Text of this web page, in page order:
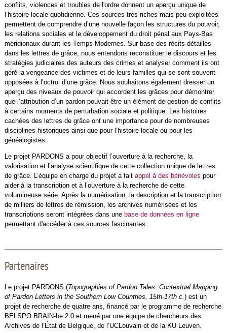
conflits, violences et troubles de l'ordre donnent un aperçu unique de
l’histoire locale quotidienne. Ces sources très riches mais peu exploitées
permettent de comprendre d’une nouvelle façon les structures du pouvoir,
les relations sociales et le développement du droit pénal aux Pays-Bas
méridionaux durant les Temps Modernes. Sur base des récits détaillés
dans les lettres de grâce, nous entendons reconstituer le discours et les
stratégies judiciaires des auteurs des crimes et analyser comment ils ont
géré la vengeance des victimes et de leurs familles qui se sont souvent
opposées à l’octroi d’une grâce. Nous souhaitons également dresser un
aperçu des niveaux de pouvoir qui accordent les grâces pour démontrer
que l’attribution d’un pardon pouvait être un élément de gestion de conflits
à certains moments de perturbation sociale et politique. Les histoires
cachées des lettres de grâce ont une importance pour de nombreuses
disciplines historiques ainsi que pour l’histoire locale ou pour les
généalogistes.
Le projet PARDONS a pour objectif l’ouverture à la recherche, la
valorisation et l’analyse scientifique de cette collection unique de lettres
de grâce. L’équipe en charge du projet a fait appel à des bénévoles pour
aider à la transcription et à l’ouverture à la recherche de cette
volumineuse série. Après la numérisation, la description et la transcription
de milliers de lettres de rémission, les archives numérisées et les
transcriptions seront intégrées dans une base de données en ligne
permettant d'accéder à ces sources fascinantes.
Partenaires
Le projet PARDONS (Topographies of Pardon Tales: Contextual Mapping
of Pardon Letters in the Southern Low Countries, 15th-17th c.) est un
projet de recherche de quatre ans, financé par le programme de recherche
BELSPO BRAIN-be 2.0 et mené par une équipe de chercheurs des
Archives de l’État de Belgique, de l’UCLouvain et de la KU Leuven.